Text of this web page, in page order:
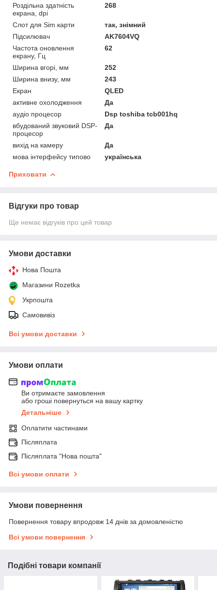
Роздільна здатність
екрана, dpi
268
Слот для Sim карти
так, знімний
Підсилювач
AK7604VQ
Частота оновлення
екрану, Гц
62
Ширина вгорі, мм
252
Ширина внизу, мм
243
Екран
QLED
активне охолодження
Да
аудіо процесор
Dsp toshiba tcb001hq
вбудований звуковий DSP-
процесор
Да
вихід на камеру
Да
мова інтерфейсу типово
українська
Приховати
Відгуки про товар
Ще немає відгуків про цей товар
Умови доставки
Нова Пошта
Магазини Rozetka
Укрпошта
Самовивіз
Всі умови доставки
Умови оплати
Ви отримаєте замовлення
або гроші повернуться на вашу картку
Детальніше
Оплатити частинами
Післяплата
Післяплата "Нова пошта"
Всі умови оплати
Умови повернення
Повернення товару впродовж 14 днів за домовленістю
Всі умови повернення
Подібні товари компанії